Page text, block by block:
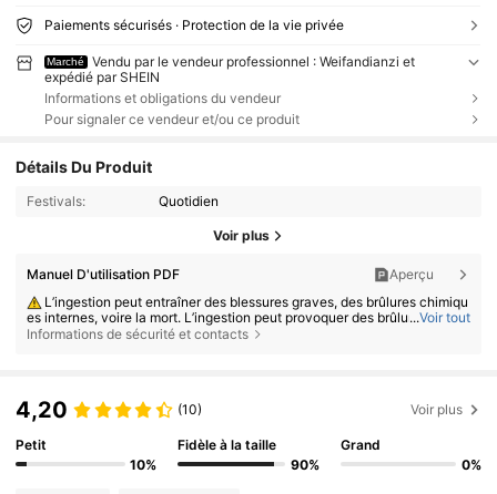
Paiements sécurisés · Protection de la vie privée
Marché
Vendu par le vendeur professionnel : Weifandianzi et
expédié par SHEIN
Informations et obligations du vendeur
Pour signaler ce vendeur et/ou ce produit
Détails Du Produit
Festivals: Quotidien
Voir plus
Manuel D'utilisation PDF
Aperçu
L’ingestion peut entraîner des blessures graves, des brûlures chimiqu
es internes, voire la mort. L’ingestion peut provoquer des brûlures grave
s en seulement 2 heures. Si une pile a été avalée ou insérée dans une p
...Voir tout
Informations de sécurité et contacts
4,20 (10) Voir plus
Petit
10%
Fidèle à la taille
90%
Grand
0%